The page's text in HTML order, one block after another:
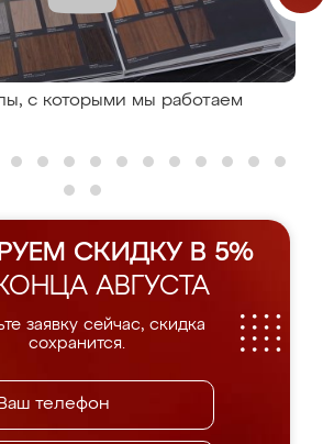
с которыми мы работаем
СКИДКУ В 5%
АВГУСТА
заявку сейчас, скидка
сохранится.